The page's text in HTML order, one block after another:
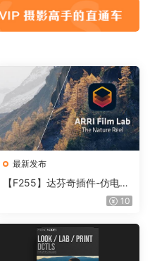
最新发布
【F255】达芬奇插件-仿电影
胶片视频调色插件 ARRI Film
10